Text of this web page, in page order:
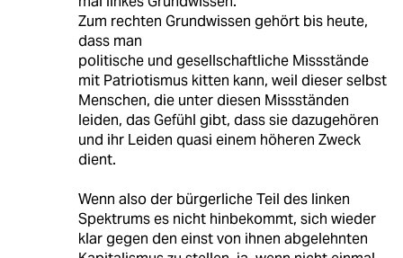
Zum rechten Grundwissen gehört bis heute,
dass man
politische und gesellschaftliche Missstände
mit Patriotismus kitten kann, weil dieser selbst
Menschen, die unter diesen Missständen
leiden, das Gefühl gibt, dass sie dazugehören
und ihr Leiden quasi einem höheren Zweck
dient.
Wenn also der bürgerliche Teil des linken
Spektrums es nicht hinbekommt, sich wieder
klar gegen den einst von ihnen abgelehnten